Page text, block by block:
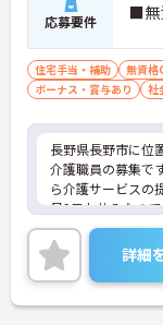
応募要件 ■無
住宅手当・補助 無資格
ボーナス・賞与あり
社
長野県長野市に位
介護職員の募集で
ら介護サービスの
月9日お休みなの
つけた働き方がで
あり、目に見える
す。
ご興味のある方に
に詳細をお話しい
詳細